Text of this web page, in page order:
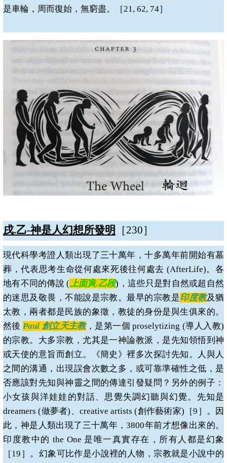
是車輪，周而復始，無窮盡。［21, 62, 74］
戌.乙-神是人幻想所發明 ［230］
現代科學考證人類出現了三十萬年，十多萬年前開始有墓
葬，代表思考生命從何處來死後往何處去 (AfterLife)。各
地有不同的傳說(上面寅.乙段) ，這些只是對自然或超自然
的迷思及敬畏，不能說是宗教。最早的宗教是印度教及猶
太教，兩者都是民族的象徵，教徒的身份是與生俱來的。
然後Paul 創立天主教，是第一個proselytizing (導人入教)
的宗教。大多宗教，尤其是一神論教派，是先知領悟到神
或天使的意旨而創立。《簡史》裡多次探討先知。人與人
之間的溝通，出現誤會次數之多，或可靠準確性之低，是
否應該對先知與神靈之間的傳達引發疑問？另外的例子：
小女孩與洋娃娃的對話、思覺失調幻聽與幻覺。先知是
dreamers (做夢者) 、 creative artists (創作藝術家) ［9 ］。因
此，神是人類出現了三十萬年，3800年前才想像出來的。
印度教中的 the One 是唯一真實存在，所有人都是幻象
［19 ］。幻象可比作是小說裡的人物，宗教就是小說中的